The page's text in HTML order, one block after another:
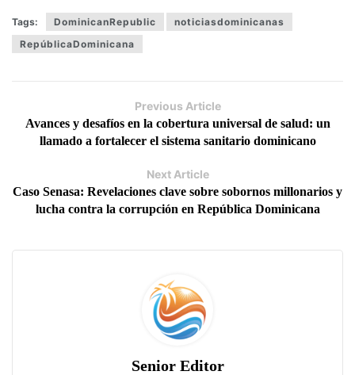
Tags: DominicanRepublic
noticiasdominicanas
RepúblicaDominicana
Previous Article
Avances y desafíos en la cobertura universal de salud: un
llamado a fortalecer el sistema sanitario dominicano
Next Article
Caso Senasa: Revelaciones clave sobre sobornos millonarios y
lucha contra la corrupción en República Dominicana
Senior Editor